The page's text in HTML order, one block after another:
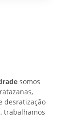
somos
desratização
trabalhamos